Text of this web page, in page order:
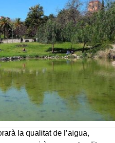
la qualitat de l’aigua,